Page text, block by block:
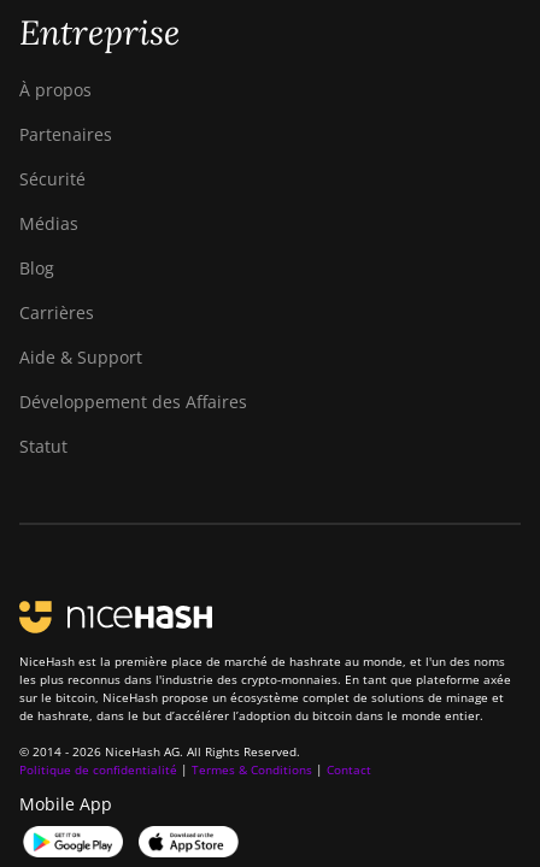
Entreprise
À propos
Partenaires
Sécurité
Médias
Blog
Carrières
Aide & Support
Développement des Affaires
Statut
NiceHash est la première place de marché de hashrate au monde, et l'un des noms
les plus reconnus dans l'industrie des crypto-monnaies. En tant que plateforme axée
sur le bitcoin, NiceHash propose un écosystème complet de solutions de minage et
de hashrate, dans le but d’accélérer l’adoption du bitcoin dans le monde entier.
© 2014 - 2026 NiceHash AG. All Rights Reserved.
Politique de confidentialité | Termes & Conditions | Contact
Mobile App